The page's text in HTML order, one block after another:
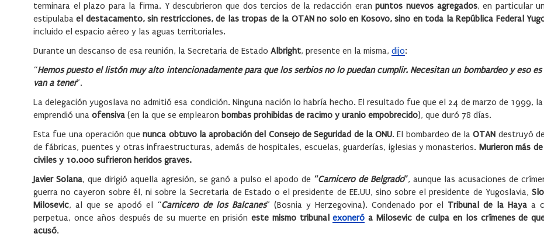
terminara el plazo para la firma. Y descubrieron que dos tercios de la redacción eranpuntos nuevos agregados, en particular
estipulabael destacamento, sin restricciones, de las tropas de la OTAN no solo en Kosovo, sino en toda la República Federal
incluido el espacio aéreo y las aguas territoriales.
Durante un descanso de esa reunión, la Secretaria de Estado Albright, presente en la misma, dijo:
“Hemos puesto el listón muy alto intencionadamente para que los serbios no lo puedan cumplir. Necesitan un bombardeo y eso es
van a tener”.
La delegación yugoslava no admitió esa condición. Ninguna nación lo habría hecho. El resultado fue que el 24 de marzo de 1999, la
emprendió una ofensiva (en la que se emplearon bombas prohibidas de racimo y uranio empobrecido), que duró 78 días.
Esta fue una operación quenunca obtuvo la aprobación del Consejo de Seguridad de la ONU. El bombardeo de laOTAN destruyó
de fábricas, puentes y otras infraestructuras, además de hospitales, escuelas, guarderías, iglesias y monasterios. Murieron más
civiles y 10.000 sufrieron heridos graves.
Javier Solana, que dirigió aquella agresión, se ganó a pulso el apodo de “Carnicero de Belgrado”, aunque las acusaciones de
guerra no cayeron sobre él, ni sobre la Secretaria de Estado o el presidente de EE.UU, sino sobre el presidente de Yugoslavia,
Milosevic, al que se apodó el “Carnicero de los Balcanes” (Bosnia y Herzegovina). Condenado por el Tribunal de la Haya a
perpetua, once años después de su muerte en prisión este mismo tribunalexoneró a Milosevic de culpa en los crímenes de
acusó.